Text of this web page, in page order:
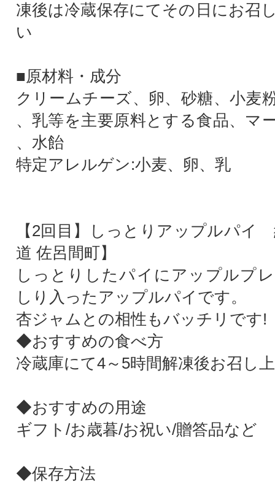
凍後は冷蔵保存にてその日にお召
い
■原材料・成分
クリームチーズ、卵、砂糖、小麦
、乳等を主要原料とする食品、マ
、水飴
特定アレルゲン:小麦、卵、乳
【2回目】しっとりアップルパイ
道 佐呂間町】
しっとりしたパイにアップルプ
しり入ったアップルパイです。
杏ジャムとの相性もバッチリです!
◆おすすめの食べ方
冷蔵庫にて4～5時間解凍後お召し
◆おすすめの用途
ギフト/お歳暮/お祝い/贈答品など
◆保存方法